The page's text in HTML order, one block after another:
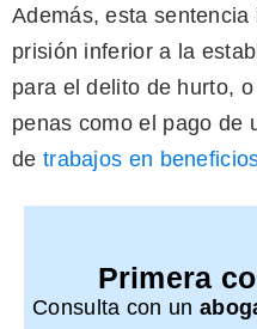
Además, esta
prisión inferior a la
para el delito de hurto,
penas como el pago de
de trabajos en
Primera
Consulta con un